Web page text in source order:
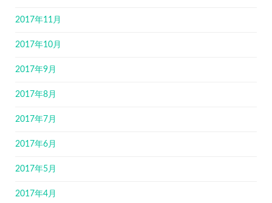
2017年11月
2017年10月
2017年9月
2017年8月
2017年7月
2017年6月
2017年5月
2017年4月